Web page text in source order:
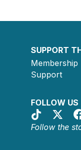
SUPPORT
Membership
Support
FOLLOW US
Follow the